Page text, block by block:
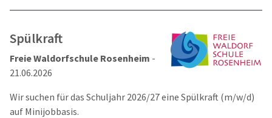
Ausbildung
Stellen
Aktuelles
Spülkraft
Freie Waldorfschule Rosenheim -
21.06.2026
Wir suchen für das Schuljahr 2026/27 eine Spülkraft (m/w/d)
auf Minijobbasis.